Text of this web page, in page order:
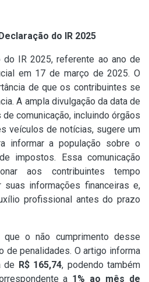
do IR 2025
IR 2025, referente ao ano de
em 17 de março de 2025. O
de que os contribuintes se
A ampla divulgação da data de
comunicação, incluindo órgãos
veículos de notícias, sugere um
informar a população sobre o
impostos. Essa comunicação
aos contribuintes tempo
suas informações financeiras e,
profissional antes do prazo
que o não cumprimento desse
de penalidades. O artigo informa
de R$ 165,74, podendo também
a 1% ao mês de